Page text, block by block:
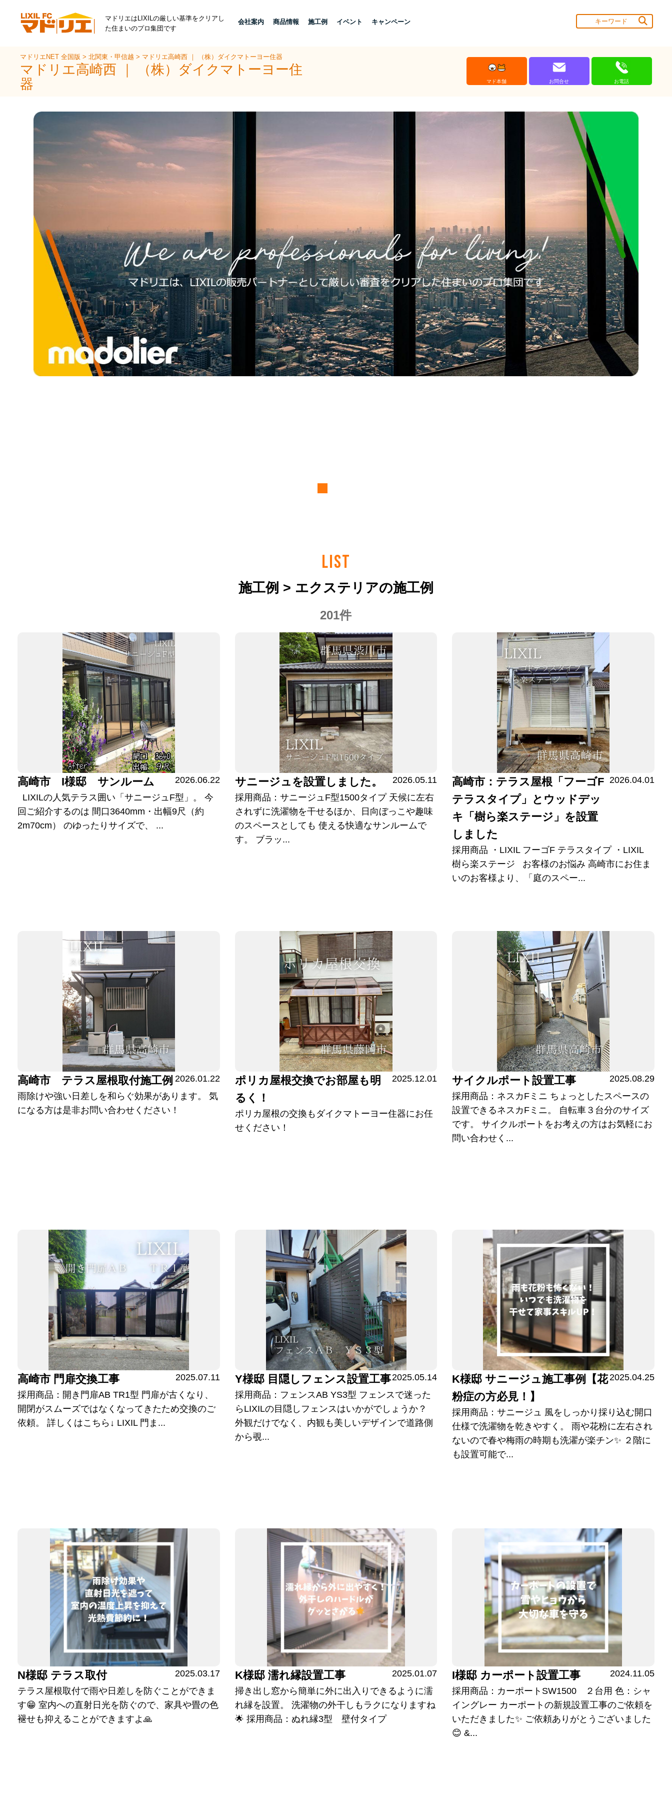
マドリエはLIXILの厳しい基準をクリアし
た住まいのプロ集団です
会社案内 商品情報 施工例 イベント キャンペーン
マドリエNET 全国版>北関東・甲信越> マドリエ高崎西 ｜ （株）ダイクマトーヨー住器
マドリエ高崎西 ｜ （株）ダイクマトーヨー住
器
マド本舗 お問合せ お電話
LIST
施工例 > エクステリアの施工例
201件
高崎市 I様邸 サンルーム
2026.06.22
LIXILの人気テラス囲い「サニージュF型」。 今
回ご紹介するのは 間口3640mm・出幅9尺（約
2m70cm） のゆったりサイズで、 ...
サニージュを設置しました。
2026.05.11
採用商品：サニージュF型1500タイプ 天候に左右
されずに洗濯物を干せるほか、日向ぼっこや趣味
のスペースとしても 使える快適なサンルームで
す。 ブラッ...
高崎市：テラス屋根「フーゴF
テラスタイプ」とウッドデッ
キ「樹ら楽ステージ」を設置
しました
2026.04.01
採用商品 ・LIXIL フーゴF テラスタイプ ・LIXIL
樹ら楽ステージ お客様のお悩み 高崎市にお住ま
いのお客様より、「庭のスペー...
高崎市 テラス屋根取付施工例 2026.01.22
雨除けや強い日差しを和らぐ効果があります。 気
になる方は是非お問い合わせください！
ポリカ屋根交換でお部屋も明
るく！
2025.12.01
ポリカ屋根の交換もダイクマトーヨー住器にお任
せください！
サイクルポート設置工事
2025.08.29
採用商品：ネスカFミニ ちょっとしたスペースの
設置できるネスカFミニ。 自転車３台分のサイズ
です。 サイクルポートをお考えの方はお気軽にお
問い合わせく...
高崎市 門扉交換工事
2025.07.11
採用商品：開き門扉AB TR1型 門扉が古くなり、
開閉がスムーズではなくなってきたため交換のご
依頼。 詳しくはこちら↓ LIXIL 門ま...
Y様邸 目隠しフェンス設置工事2025.05.14
採用商品：フェンスAB YS3型 フェンスで迷った
らLIXILの目隠しフェンスはいかがでしょうか？
外観だけでなく、内観も美しいデザインで道路側
から覗...
K様邸 サニージュ施工事例【花
粉症の方必見！】
2025.04.25
採用商品：サニージュ 風をしっかり採り込む開口
仕様で洗濯物を乾きやすく。 雨や花粉に左右され
ないので春や梅雨の時期も洗濯が楽チン✨ ２階に
も設置可能で...
N様邸 テラス取付
2025.03.17
テラス屋根取付で雨や日差しを防ぐことができま
す😁 室内への直射日光を防ぐので、家具や畳の色
褪せも抑えることができますよ🙏
K様邸 濡れ縁設置工事
2025.01.07
掃き出し窓から簡単に外に出入りできるように濡
れ縁を設置。 洗濯物の外干しもラクになりますね
🌟 採用商品：ぬれ縁3型 壁付タイプ
I様邸 カーポート設置工事
2024.11.05
採用商品：カーポートSW1500 ２台用 色：シャ
イングレー カーポートの新規設置工事のご依頼を
いただきました✨ ご依頼ありがとうございました
😊 &...